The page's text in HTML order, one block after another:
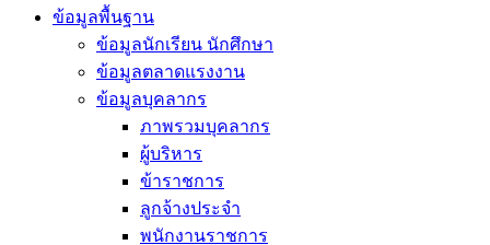
ข้อมูลพื้นฐาน
ข้อมูลนักเรียน นักศึกษา
ข้อมูลตลาดแรงงาน
ข้อมูลบุคลากร
ภาพรวมบุคลากร
ผู้บริหาร
ข้าราชการ
ลูกจ้างประจำ
พนักงานราชการ